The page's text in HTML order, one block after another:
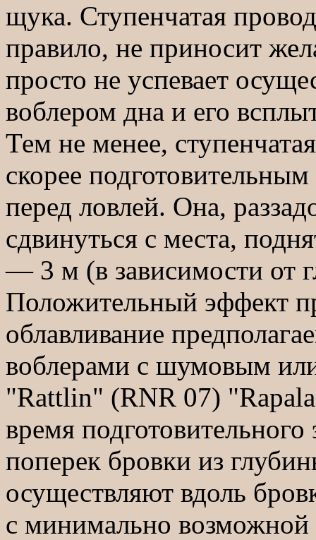
щука. Ступенчатая
правило, не приносит
просто не успевает
воблером дна и его
Тем не менее,
скорее
перед ловлей. Она,
сдвинуться с места,
— 3 м (в зависимости от
Положительный эффект
облавливание
воблерами с шумовым
"Rattlin" (RNR 07)
время
поперек бровки из
осуществляют вдоль
с минимально возможной